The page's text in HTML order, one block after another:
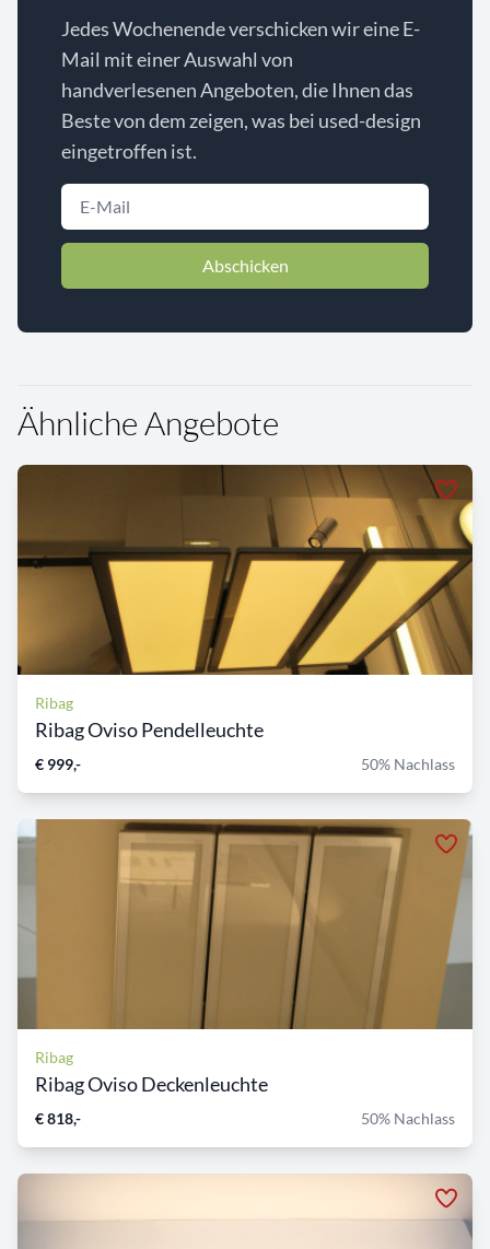
Jedes Wochenende verschicken wir eine E-
Mail mit einer Auswahl von
handverlesenen Angeboten, die Ihnen das
Beste von dem zeigen, was bei used-design
eingetroffen ist.
Abschicken
Ähnliche Angebote
Ribag
Ribag Oviso Pendelleuchte
€ 999,- 50% Nachlass
Ribag
Ribag Oviso Deckenleuchte
€ 818,- 50% Nachlass